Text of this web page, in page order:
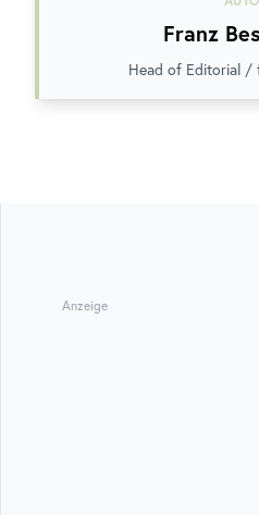
Franz
Head of Editorial /
Anzeige